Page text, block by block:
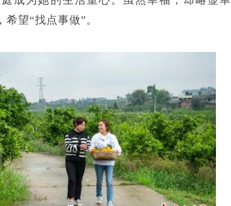
望“找点事做”。